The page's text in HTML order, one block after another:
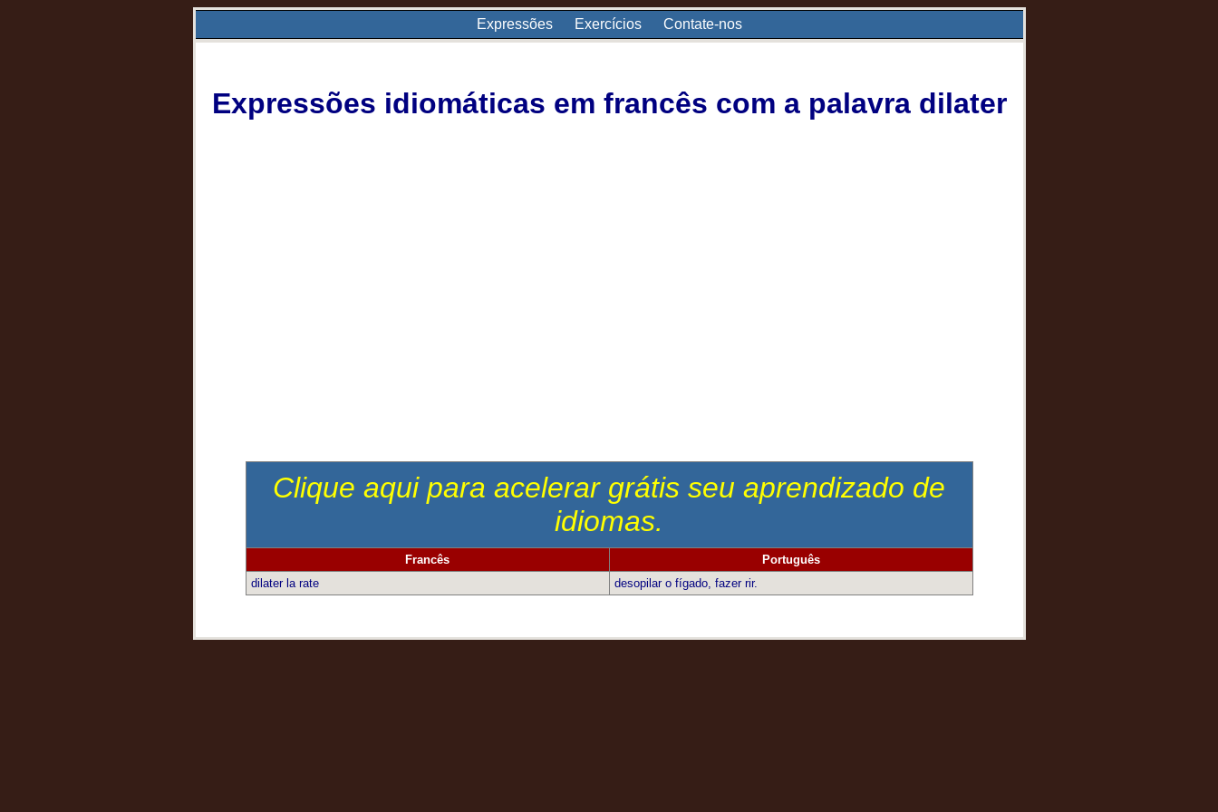
Expressões Exercícios Contate-nos
Expressões idiomáticas em francês com a palavra dilater
Clique aqui para acelerar grátis seu aprendizado de
idiomas.
Francês
Português
dilater la rate
desopilar o fígado, fazer rir.